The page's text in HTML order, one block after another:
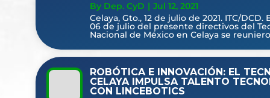
By Dep. CyD | Jul 12, 2021
Celaya, Gto., 12 de julio de 2021. ITC/DCD.
06 de julio del presente directivos del
Nacional de México en Celaya se
ROBÓTICA E INNOVACIÓN: EL
CELAYA IMPULSA TALENTO
CON LINCEBOTICS